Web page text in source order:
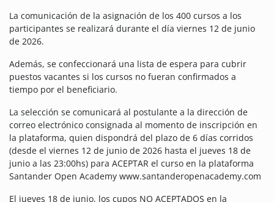
La comunicación de la asignación de los 400 cursos a los
participantes se realizará durante el día viernes 12 de junio
de 2026.
Además, se confeccionará una lista de espera para cubrir
puestos vacantes si los cursos no fueran confirmados a
tiempo por el beneficiario.
La selección se comunicará al postulante a la dirección de
correo electrónico consignada al momento de inscripción en
la plataforma, quien dispondrá del plazo de 6 días corridos
(desde el viernes 12 de junio de 2026 hasta el jueves 18 de
junio a las 23:00hs) para ACEPTAR el curso en la plataforma
Santander Open Academy www.santanderopenacademy.com
El jueves 18 de junio, los cupos NO ACEPTADOS en la